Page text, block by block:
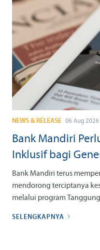
NEWS & RELEASE 06 Aug 2026
Bank Mandiri
Inklusif bagi
Bank Mandiri terus
mendorong terciptanya
melalui program
SELENGKAPNYA